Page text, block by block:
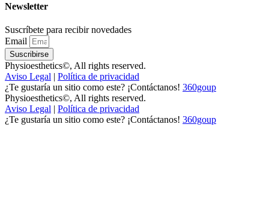
Newsletter
Suscríbete para recibir novedades
Email
Suscribirse
Physioesthetics©, All rights reserved.
Aviso Legal | Política de privacidad
¿Te gustaría un sitio como este? ¡Contáctanos! 360goup
Physioesthetics©, All rights reserved.
Aviso Legal | Política de privacidad
¿Te gustaría un sitio como este? ¡Contáctanos! 360goup